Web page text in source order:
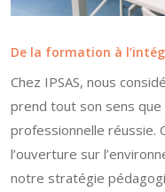
De la formation à
Chez IPSAS, nous
prend tout son sens que
professionnelle réussie.
l’ouverture sur
notre stratégie